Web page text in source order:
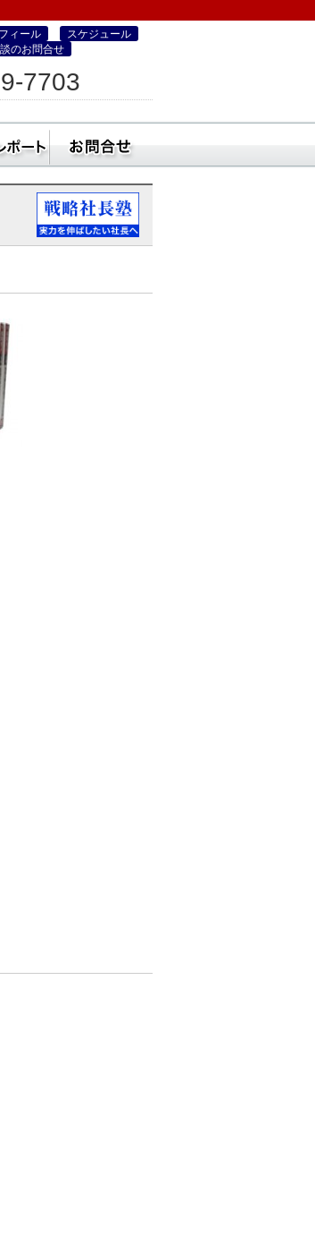
ィール
スケジュール
のお問合せ
7703
）
社員研修・講師依頼五十嵐レポート